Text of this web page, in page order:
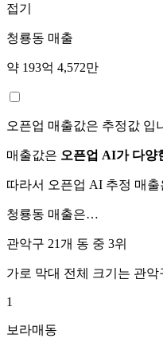
접기
청룡동 매출
약 193억 4,572만
오픈업 매출값은 추정값 입
매출값은 오픈업 AI가 다양
따라서 오픈업 AI 추정 매
청룡동 매출은…
관악구 21개 동 중 3위
가로 막대 전체 크기는 관악
1
보라매동